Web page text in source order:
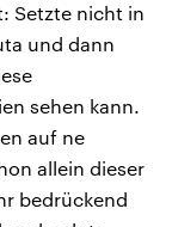
Setzte nicht in
und dann
sehen kann.
auf ne
allein dieser
bedrückend